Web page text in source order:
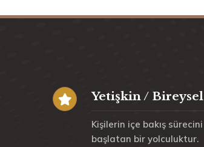
Yetişkin / Bireysel
Kişilerin içe bakış sürecini
başlatan bir yolculuktur.